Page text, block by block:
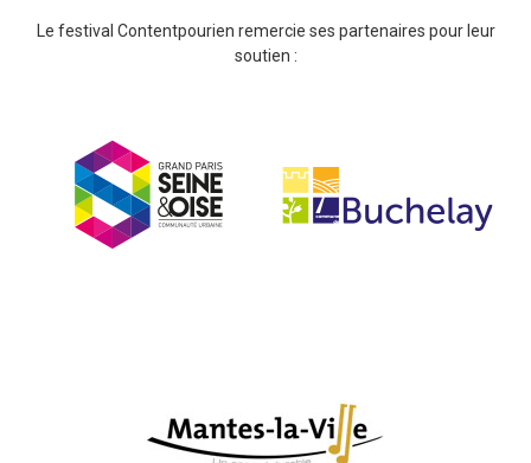
Contact
Contact
Le festival Contentpourien remercie ses partenaires pour leur
soutien :